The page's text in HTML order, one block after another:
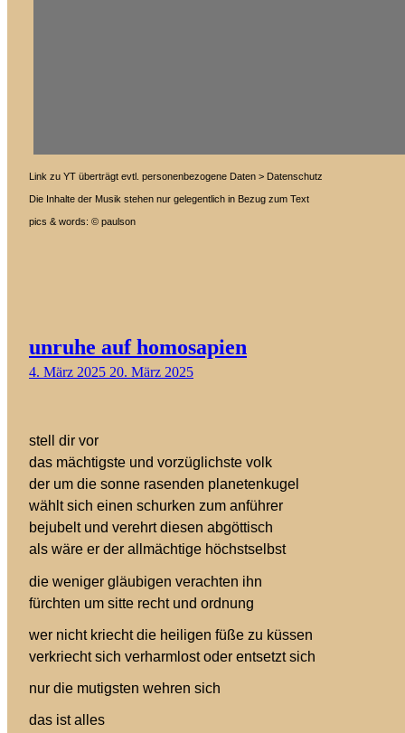
Link zu YT überträgt evtl. personenbezogene Daten > Datenschutz
Die Inhalte der Musik stehen nur gelegentlich in Bezug zum Text
pics & words: © paulson
unruhe auf homosapien
4. März 2025 20. März 2025
stell dir vor
das mächtigste und vorzüglichste volk
der um die sonne rasenden planetenkugel
wählt sich einen schurken zum anführer
bejubelt und verehrt diesen abgöttisch
als wäre er der allmächtige höchstselbst
die weniger gläubigen verachten ihn
fürchten um sitte recht und ordnung
wer nicht kriecht die heiligen füße zu küssen
verkriecht sich verharmlost oder entsetzt sich
nur die mutigsten wehren sich
das ist alles